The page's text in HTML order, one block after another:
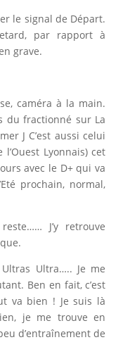
le signal de Départ.
par rapport à
grave.
caméra à la main.
du fractionné sur La
J C’est aussi celui
Lyonnais) cet
avec le D+ qui va
prochain, normal,
J’y retrouve
Ultra….. Je me
Ben en fait, c’est
va bien ! Je suis là
je me trouve en
d’entraînement de